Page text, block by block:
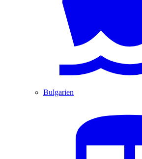
Bulgarien